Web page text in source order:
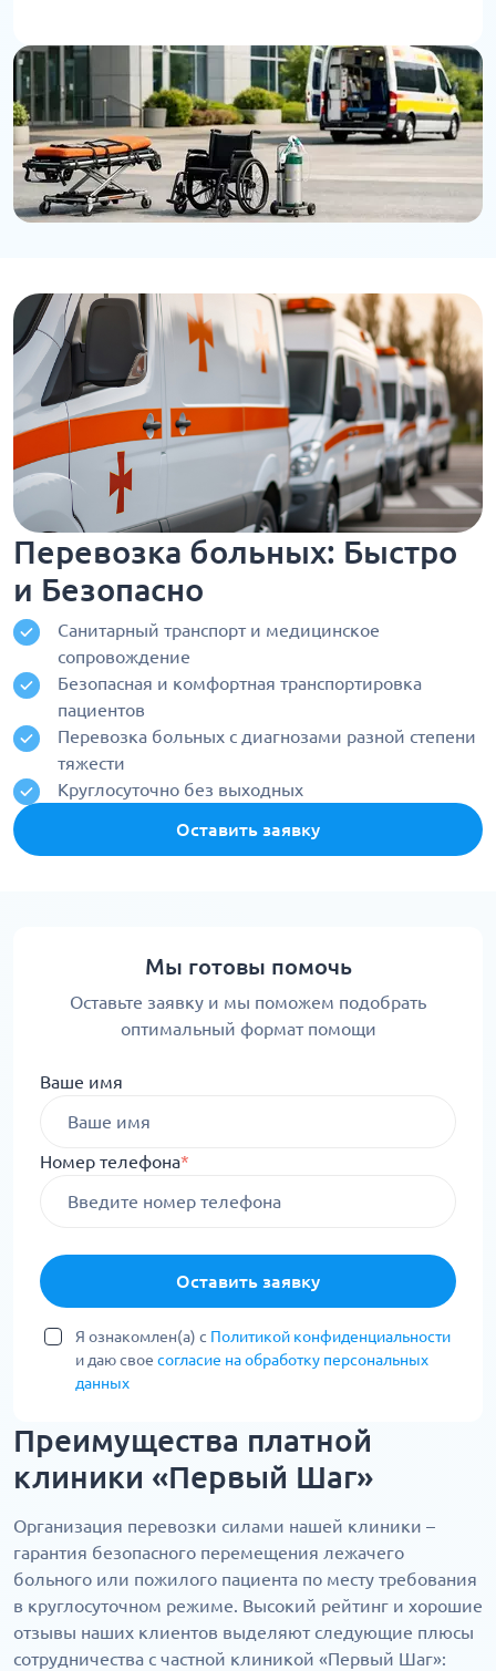
Перевозка больных: Быстро
и Безопасно
Санитарный транспорт и медицинское
сопровождение
Безопасная и комфортная транспортировка
пациентов
Перевозка больных с диагнозами разной степени
тяжести
Круглосуточно без выходных
Оставить заявку
Мы готовы помочь
Оставьте заявку и мы поможем подобрать
оптимальный формат помощи
Ваше имя
Номер телефона*
Оставить заявку
Я ознакомлен(а) с Политикой конфиденциальности
и даю свое согласие на обработку персональных
данных
Преимущества платной
клиники «Первый Шаг»
Организация перевозки силами нашей клиники –
гарантия безопасного перемещения лежачего
больного или пожилого пациента по месту требования
в круглосуточном режиме. Высокий рейтинг и хорошие
отзывы наших клиентов выделяют следующие плюсы
сотрудничества с частной клиникой «Первый Шаг»: